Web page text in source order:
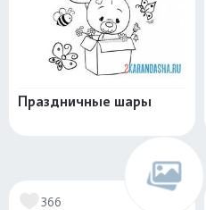
Праздничные шары
366